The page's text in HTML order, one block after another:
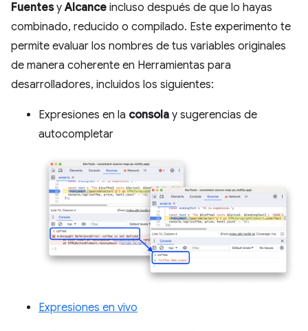
FuentesyAlcance incluso después de que lo hayas
combinado, reducido o compilado. Este experimento te
permite evaluar los nombres de tus variables originales
de manera coherente en Herramientas para
desarrolladores, incluidos los siguientes:
Expresiones en la consola y sugerencias de
autocompletar
Expresiones en vivo